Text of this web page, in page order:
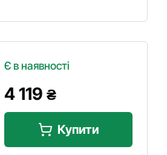
Є в наявності
4 119 ₴
Купити